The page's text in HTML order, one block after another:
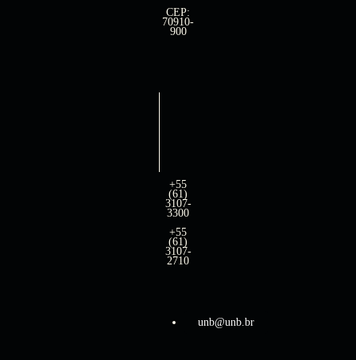
CEP:
70910-
900
+55
(61)
3107-
3300
+55
(61)
3107-
2710
unb@unb.br